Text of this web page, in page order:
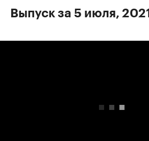
Выпуск за 5 июля, 2021